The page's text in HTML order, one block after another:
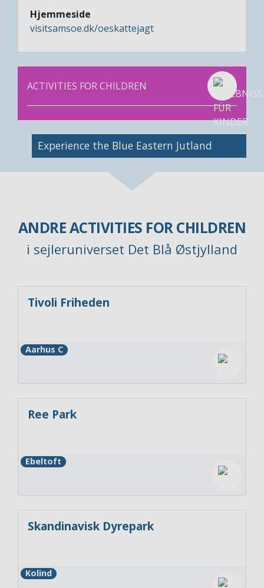
Hjemmeside
visitsamsoe.dk/oeskattejagt
ACTIVITIES FOR CHILDREN
Image
Experience the Blue Eastern Jutland
ANDRE ACTIVITIES FOR CHILDREN
i sejleruniverset Det Blå Østjylland
Tivoli Friheden
Aarhus C
Ree Park
Ebeltoft
Skandinavisk Dyrepark
Kolind